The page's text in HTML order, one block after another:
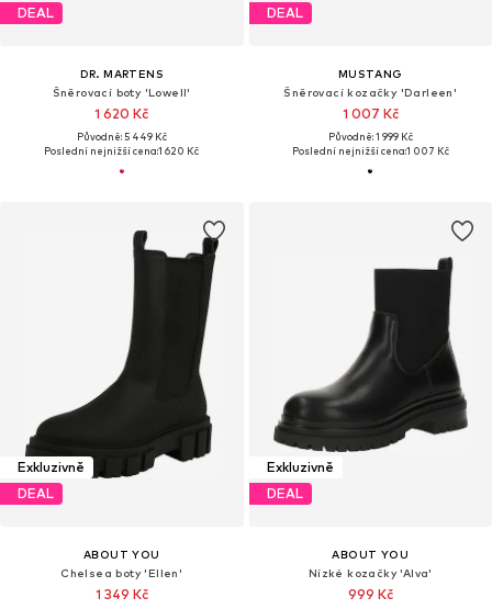
DEAL
DR. MARTENS
Šněrovací boty 'Lowell'
1 620 Kč
Původně: 5 449 Kč
Poslední nejnižší cena:1 620 Kč
DEAL
MUSTANG
Šněrovací kozačky 'Darleen'
1 007 Kč
Původně: 1 999 Kč
Poslední nejnižší cena:1 007 Kč
Exkluzivně
DEAL
ABOUT YOU
Chelsea boty 'Ellen'
1 349 Kč
Exkluzivně
DEAL
ABOUT YOU
Nízké kozačky 'Alva'
999 Kč